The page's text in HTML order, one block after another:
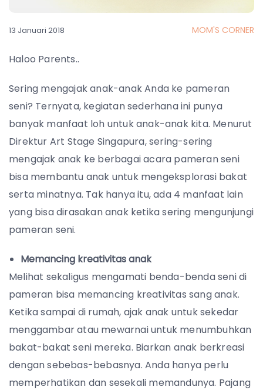
13 Januari 2018 MOM'S CORNER
Haloo Parents..
Sering mengajak anak-anak Anda ke pameran
seni? Ternyata, kegiatan sederhana ini punya
banyak manfaat loh untuk anak-anak kita. Menurut
Direktur Art Stage Singapura, sering-sering
mengajak anak ke berbagai acara pameran seni
bisa membantu anak untuk mengeksplorasi bakat
serta minatnya. Tak hanya itu, ada 4 manfaat lain
yang bisa dirasakan anak ketika sering mengunjungi
pameran seni.
Memancing kreativitas anak
Melihat sekaligus mengamati benda-benda seni di
pameran bisa memancing kreativitas sang anak.
Ketika sampai di rumah, ajak anak untuk sekedar
menggambar atau mewarnai untuk menumbuhkan
bakat-bakat seni mereka. Biarkan anak berkreasi
dengan sebebas-bebasnya. Anda hanya perlu
memperhatikan dan sesekali memandunya. Pajang